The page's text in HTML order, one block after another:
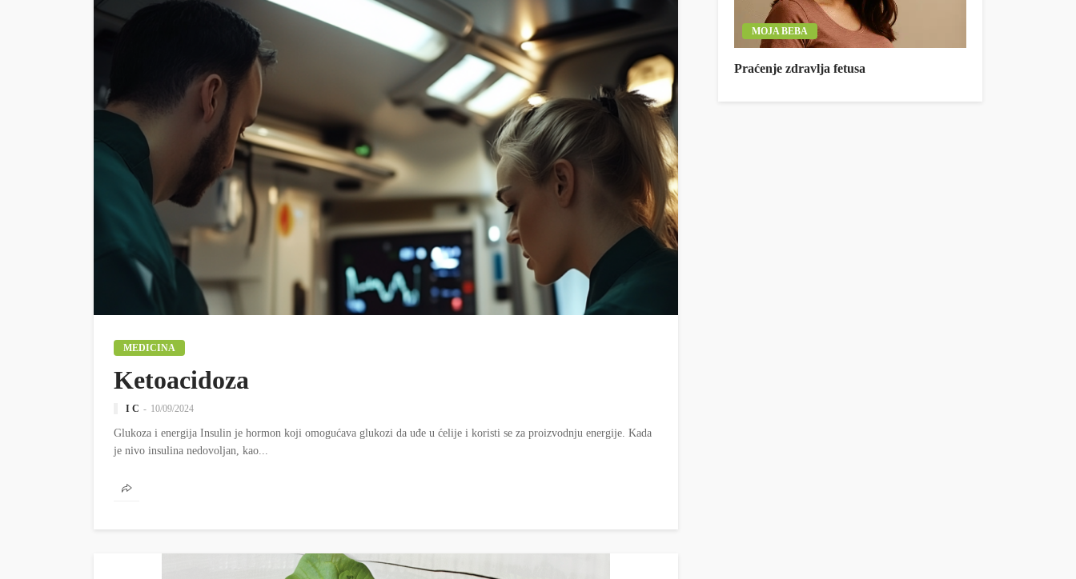
MEDICINA
Ketoacidoza
I C 10/09/2024
Glukoza i energija Insulin je hormon koji omogućava glukozi da uđe u ćelije i koristi se za proizvodnju energije. Kada
je nivo insulina nedovoljan, kao...
MOJA BEBA
Praćenje zdravlja fetusa